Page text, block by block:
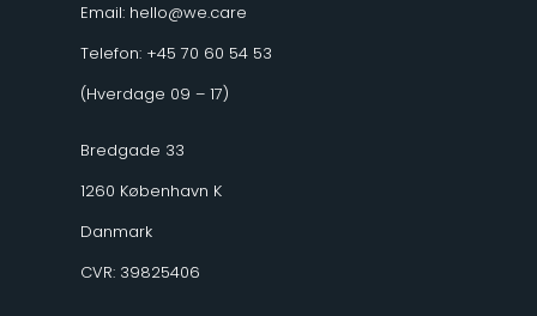
Email: hello@we.care
Telefon: +45 70 60 54 53
(Hverdage 09 – 17)
Bredgade 33
1260 København K
Danmark
CVR: 39825406